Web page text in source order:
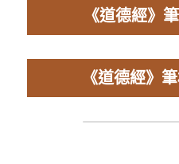
《道德經》
《道德經》